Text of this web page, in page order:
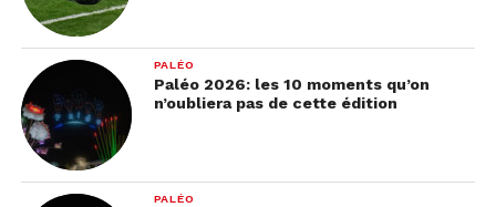
PALÉO
Paléo 2026: les 10 moments qu’on
n’oubliera pas de cette édition
PALÉO